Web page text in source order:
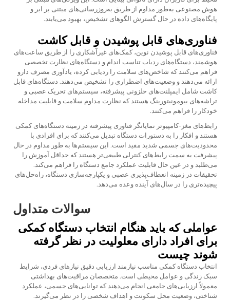
هوش مصنوعی به‌طور مداوم از طریق به‌روزرسانی‌های مبتنی بر ابر و
پایگاه‌های داده در حال گسترش الگوهای تشخیص، بهبود می‌یابند.
فناوری‌های قابل پوشیدن و قابل کاشت
فناوری‌های قابل پوشیدن نوین، کمک‌های غیرآشکاری را از طریق ساعت‌های
هوشمند، دستگاه‌های ردیاب تناسب اندام و دستگاه‌های نظارت تخصصی
فراهم می‌کنند که شاخص‌های سلامت را ردیابی کرده، یادآوری مصرف دارو
ارائه می‌دهند و وضعیت‌های اضطراری را تشخیص می‌دهند. دستگاه‌های قابل
کاشت شامل ایمپلنت‌های حلزونی پیشرفته، سیستم‌های تحریک عصبی و
تراشه‌های بیومونیتورینگ هستند که نظارت مداوم سلامت و قابلیت مداخله
خودکار را فراهم می‌کنند.
رابط‌های مغز-کامپیوتر نمایانگر فناوری پیشرفته در زمینه دستگاه‌های کمکی
هستند و افکار را به دستورات دستگاه تبدیل می‌کنند که برای افرادی با
محدودیت‌های جسمی شدید مفید است. این سیستم‌ها به طور مداوم در حال
پیشرفت به سمت رابط‌های کنترلی طبیعی‌تر هستند که حداقل آموزش را
می‌طلبد و در عین حال قابلیت عملکرد جامع دستگاه را فراهم می‌کند.
تحقیقات در زمینه انعطاف‌پذیری عصبی و یکپارچه‌سازی دستگاه، راه‌حل‌های
پیچیده‌تری را در سال‌های آینده وعده می‌دهد.
سوالات متداول
عواملی که باید هنگام انتخاب دستگاه کمکی
برای افراد دارای معلولیت در نظر گرفته
شوند چیست
انتخاب دستگاه کمکی مناسب نیازمند ارزیابی دقیق نیازهای فردی، شرایط
سبک زندگی و عوامل محیطی است. متخصصان مراقبت‌های بهداشتی
معمولاً ارزیابی‌های جامعی انجام می‌دهند که توانایی‌های جسمی، عملکرد
شناختی، وضعیت محل سکونت و اهداف شخصی را در نظر می‌گیرند.